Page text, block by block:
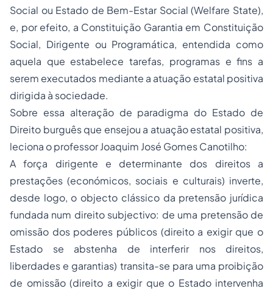
Social ou Estado de Bem-Estar Social (Welfare State),
e, por efeito, a Constituição Garantia em Constituição
Social, Dirigente ou Programática, entendida como
aquela que estabelece tarefas, programas e fins a
serem executados mediante a atuação estatal positiva
dirigida à sociedade.
Sobre essa alteração de paradigma do Estado de
Direito burguês que ensejou a atuação estatal positiva,
leciona o professor Joaquim José Gomes Canotilho:
Aforça dirigente e determinante dos direitos a
prestações (económicos, sociais e culturais) inverte,
desde logo, o objecto clássico da pretensão jurídica
fundada num direito subjectivo: de uma pretensão de
omissão dos poderes públicos (direito a exigir que o
Estado se abstenha de interferir nos direitos,
liberdades e garantias) transita-se para uma proibição
de omissão(direito a exigir que o Estado intervenha